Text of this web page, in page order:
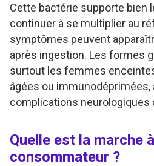
Cette bactérie supporte bien
continuer à se multiplier au
symptômes peuvent
après ingestion. Les formes
surtout les femmes
âgées ou
complications
Quelle est la marche
consommateur ?